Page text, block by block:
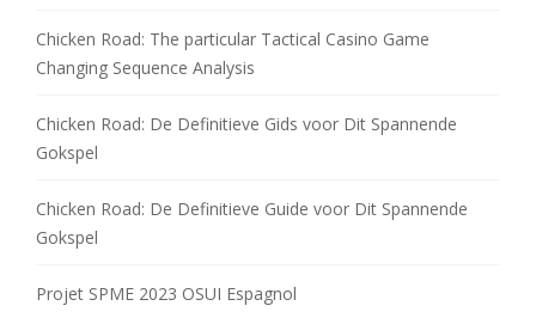
Chicken Road: The particular Tactical Casino Game
Changing Sequence Analysis
Chicken Road: De Definitieve Gids voor Dit Spannende
Gokspel
Chicken Road: De Definitieve Guide voor Dit Spannende
Gokspel
Projet SPME 2023 OSUI Espagnol